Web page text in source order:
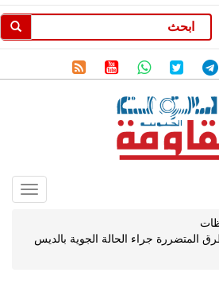
المتضررة جراء الحالة الجوية بالديس